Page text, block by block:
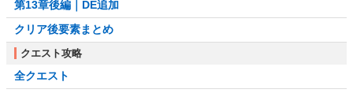
第13章後編｜DE追加
クリア後要素まとめ
クエスト攻略
全クエスト